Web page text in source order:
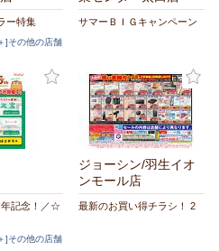
ー特集
]その他の店舗
サマーＢＩＧキャンペーン
年記念！／☆
]その他の店舗
ジョーシン/羽生イオ
ンモール店
最新のお買い得チラシ！ 2